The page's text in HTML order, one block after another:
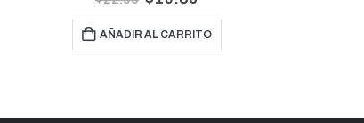
AÑADIR AL CARRITO